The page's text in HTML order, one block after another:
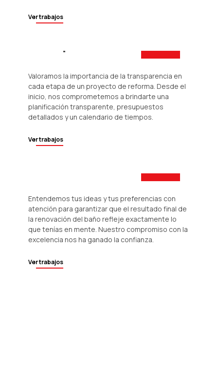
Ver trabajos
Valoramos la importancia de la transparencia en
cada etapa de un proyecto de reforma. Desde el
inicio, nos comprometemos a brindarte una
planificación transparente, presupuestos
detallados y un calendario de tiempos.
Ver trabajos
Entendemos tus ideas y tus preferencias con
atención para garantizar que el resultado final de
la renovación del baño refleje exactamente lo
que tenías en mente. Nuestro compromiso con la
excelencia nos ha ganado la confianza.
Ver trabajos